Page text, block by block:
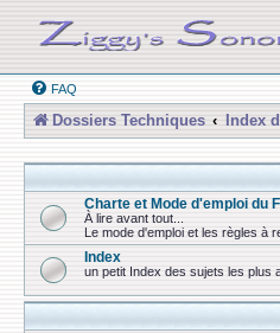
FAQ
Dossiers Techniques Index
Charte et Mode d'emploi du
À lire avant tout...
Le mode d'emploi et les règles à
Index
un petit Index des sujets les plus